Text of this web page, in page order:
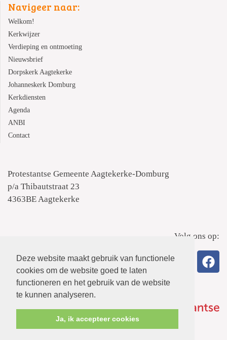
Deze website maakt gebruik van functionele
cookies om de website goed te laten
functioneren en het gebruik van de website
te kunnen analyseren.
Ja, ik accepteer cookies
Navigeer naar:
Welkom!
Kerkwijzer
Verdieping en ontmoeting
Nieuwsbrief
Dorpskerk Aagtekerke
Johanneskerk Domburg
Kerkdiensten
Agenda
ANBI
Contact
Protestantse Gemeente Aagtekerke-Domburg
p/a Thibautstraat 23
4363BE Aagtekerke
Volg ons op: